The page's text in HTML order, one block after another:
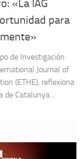
«La IAG
para
de Investigación
Journal of
(ETHE), reflexiona
de Catalunya...